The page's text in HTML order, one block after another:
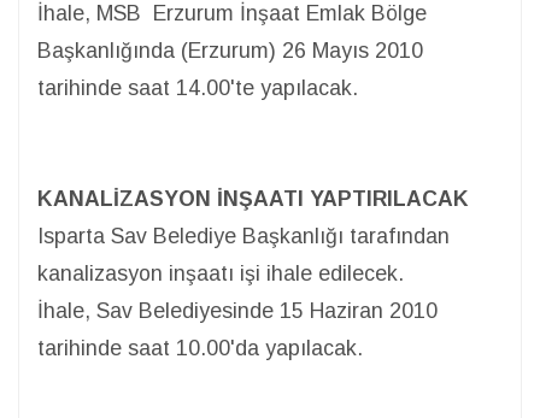
İhale, MSB Erzurum İnşaat Emlak Bölge
Başkanlığında (Erzurum) 26 Mayıs 2010
tarihinde saat 14.00'te yapılacak.
KANALİZASYON İNŞAATI YAPTIRILACAK
Isparta Sav Belediye Başkanlığı tarafından
kanalizasyon inşaatı işi ihale edilecek.
İhale, Sav Belediyesinde 15 Haziran 2010
tarihinde saat 10.00'da yapılacak.